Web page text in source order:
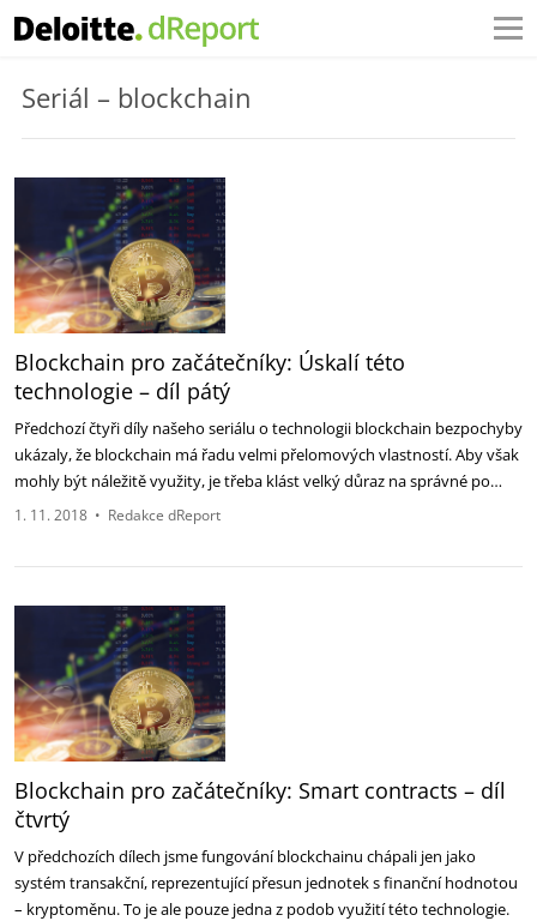
Seriál – blockchain
Blockchain pro začátečníky: Úskalí této
technologie – díl pátý
Předchozí čtyři díly našeho seriálu o technologii blockchain bezpochyby
ukázaly, že blockchain má řadu velmi přelomových vlastností. Aby však
mohly být náležitě využity, je třeba klást velký důraz na správné po…
1. 11. 2018 • Redakce dReport
Blockchain pro začátečníky: Smart contracts – díl
čtvrtý
V předchozích dílech jsme fungování blockchainu chápali jen jako
systém transakční, reprezentující přesun jednotek s finanční hodnotou
– kryptoměnu. To je ale pouze jedna z podob využití této technologie.